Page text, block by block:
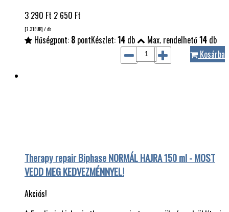
3 290 Ft 2 650 Ft
[7.31EUR] / db
Hűségpont: 8 pontKészlet:14 db Max. rendelhető14 db
Kosárba
Therapy repair Biphase NORMÁL HAJRA 150 ml - MOST
VEDD MEG KEDVEZMÉNNYEL!
Akciós!